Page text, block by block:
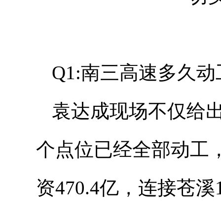
Q1:南三高速多久动
袁达成现场不仅给
个点位已经全部动工
资470.4亿，连接苍